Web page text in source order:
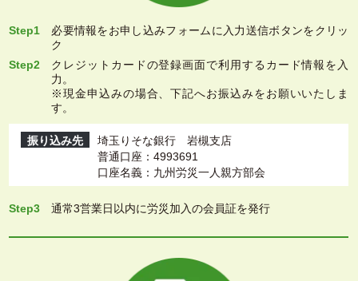
Step1
必要情報をお申し込みフォームに入力送信ボタンをクリッ
ク
Step2
クレジットカードの登録画面で利用するカード情報を入
力。
※現金申込みの場合、下記へお振込みをお願いいたしま
す。
振り込み先
埼玉りそな銀行 岩槻支店
普通口座：4993691
口座名義：九州労災一人親方部会
Step3 通常3営業日以内に労災加入の会員証を発行